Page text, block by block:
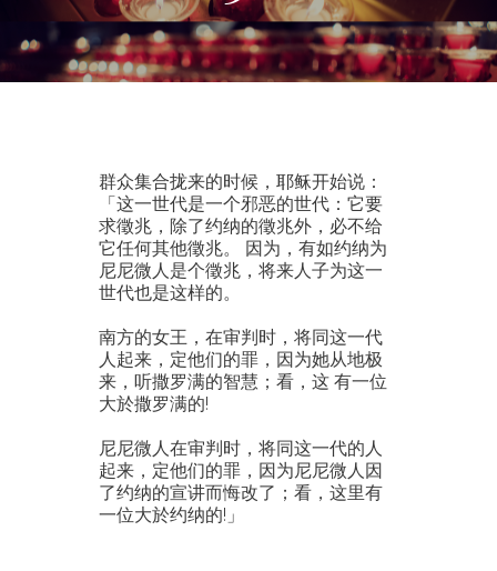
群众集合拢来的时候，耶稣开始说：
「这一世代是一个邪恶的世代：它要
求徵兆，除了约纳的徵兆外，必不给
它任何其他徵兆。 因为，有如约纳为
尼尼微人是个徵兆，将来人子为这一
世代也是这样的。
南方的女王，在审判时，将同这一代
人起来，定他们的罪，因为她从地极
来，听撒罗满的智慧；看，这 有一位
大於撒罗满的!
尼尼微人在审判时，将同这一代的人
起来，定他们的罪，因为尼尼微人因
了约纳的宣讲而悔改了；看，这里有
一位大於约纳的!」